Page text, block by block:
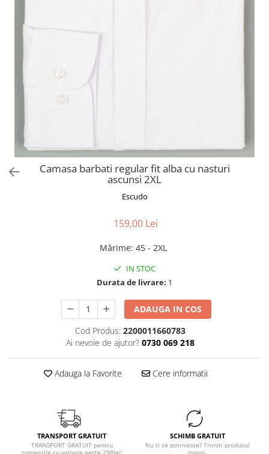
Camasa barbati regular fit alba cu nasturi
ascunsi 2XL
Escudo
159,00 Lei
Mărime: 45 - 2XL
IN STOC
Durata de livrare: 1
ADAUGA IN COS
Cod Produs: 2200011660783
Ai nevoie de ajutor? 0730 069 218
Adauga la Favorite Cere informatii
TRANSPORT GRATUIT
TRANSPORT GRATUIT pentru
comenzile cu valoare peste 298lei!
SCHIMB GRATUIT
Nu ti se potriveste? Trimiti produsul
inapoi.